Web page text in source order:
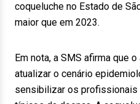
coqueluche no Estado de
maior que em 2023.
Em nota, a SMS afirma que
atualizar o cenário
sensibilizar os profissionais